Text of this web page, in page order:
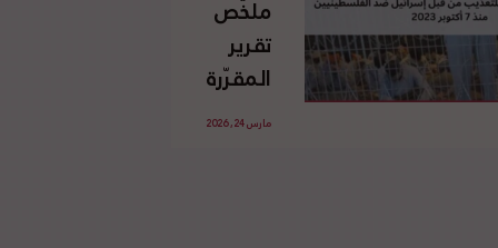
الدولي
ملخّص
تقرير
المقرّرة
الخاصة
مارس 24, 2026